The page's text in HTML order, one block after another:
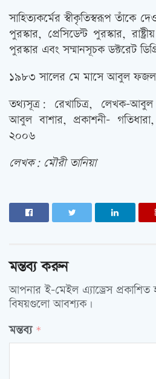
সাহিত্যকর্মের স্বীকৃতিস্বরূপ তাঁকে
পুরস্কার, প্রেসিডেন্ট পুরস্কার,
পুরস্কার এবং সম্মানসূচক ডক্টরেট
১৯৮৩ সালের মে মাসে আবুল
তথ্যসূত্র: রেখাচিত্র, লেখক-
আবুল বাশার, প্রকাশনী-
২০০৬
লেখক: মৌরী তানিয়া
মন্তব্য করুন
আপনার ই-মেইল এ্যাড্রেস প্রকাশিত
বিষয়গুলো আবশ্যক।
মন্তব্য *